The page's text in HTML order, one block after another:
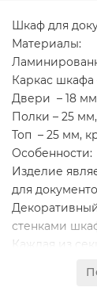
Шкаф для
Материалы:
Каркас
Двери – 18
Полки – 25
Топ – 25 мм,
Особенности:
Изделие
для
стенками
Каждая из
Проемы